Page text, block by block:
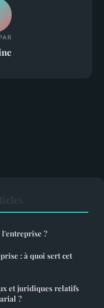
l'entreprise ?
: à quoi sert cet
et juridiques relatifs
?